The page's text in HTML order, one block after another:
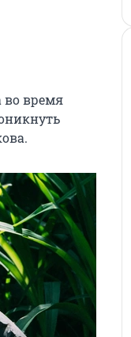
во время